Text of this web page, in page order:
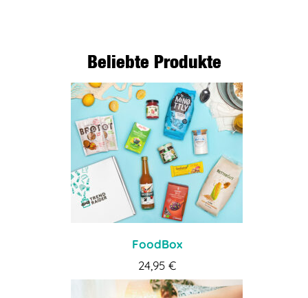
Beliebte Produkte
FoodBox
24,95 €